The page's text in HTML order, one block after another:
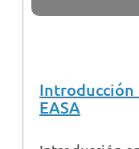
Introducción
EASA